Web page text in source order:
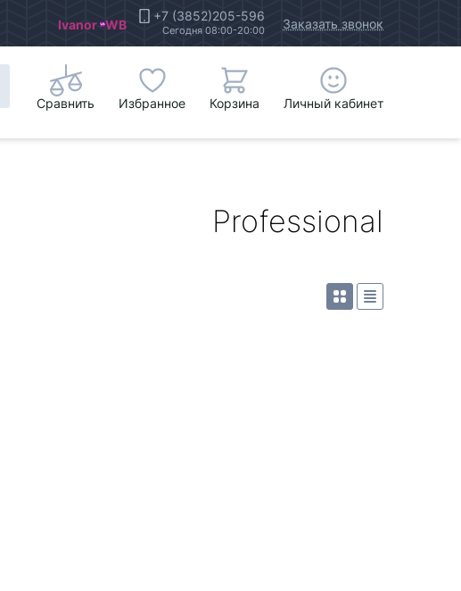
Ivanor WB +7 (3852)205-596
Сегодня 08:00-20:00 Заказать звонок
Сравнить Избранное Корзина Личный кабинет
Professional